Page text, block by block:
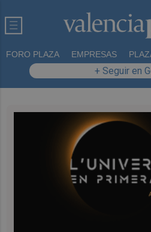
FORO PLAZA EMPRESAS
+ Seguir en